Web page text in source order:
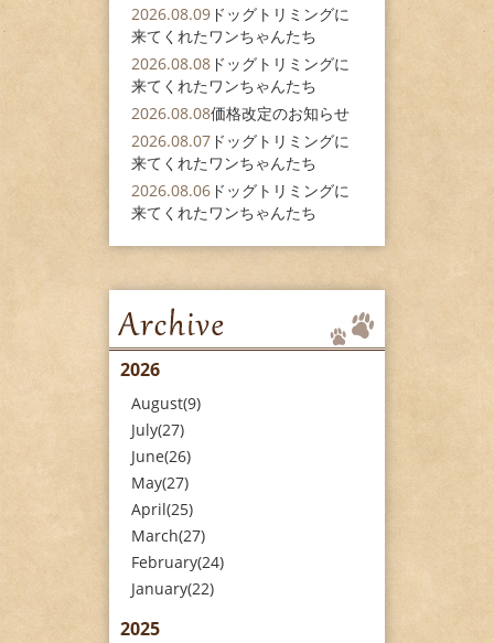
2026.08.09 ドッグトリミングに
来てくれたワンちゃんたち
2026.08.08 ドッグトリミングに
来てくれたワンちゃんたち
2026.08.08価格改定のお知らせ
2026.08.07 ドッグトリミングに
来てくれたワンちゃんたち
2026.08.06 ドッグトリミングに
来てくれたワンちゃんたち
2026
August(9)
July(27)
June(26)
May(27)
April(25)
March(27)
February(24)
January(22)
2025